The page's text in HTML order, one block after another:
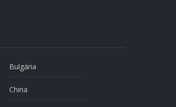
Bulgária
China